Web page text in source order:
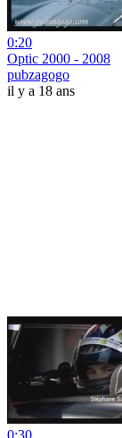
0:20
Optic 2000 - 2008
pubzagogo
il y a 18 ans